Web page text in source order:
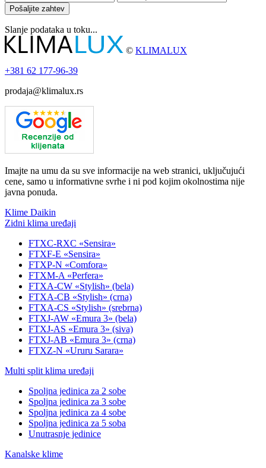
Pošaljite zahtev
Slanje podataka u toku...
© KLIMALUX
+381 62 177-96-39
prodaja@klimalux.rs
Imajte na umu da su sve informacije na web stranici, uključujući
cene, samo u informativne svrhe i ni pod kojim okolnostima nije
javna ponuda.
Klime Daikin
Zidni klima uređaji
FTXC-RXC «Sensira»
FTXF-E «Sensira»
FTXP-N «Comfora»
FTXM-A «Perfera»
FTXA-CW «Stylish» (bela)
FTXA-CB «Stylish» (crna)
FTXA-CS «Stylish» (srebrna)
FTXJ-AW «Emura 3» (bela)
FTXJ-AS «Emura 3» (siva)
FTXJ-AB «Emura 3» (crna)
FTXZ-N «Ururu Sarara»
Multi split klima uređaji
Spoljna jedinica za 2 sobe
Spoljna jedinica za 3 sobe
Spoljna jedinica za 4 sobe
Spoljna jedinica za 5 soba
Unutrasnje jedinice
Kanalske klime